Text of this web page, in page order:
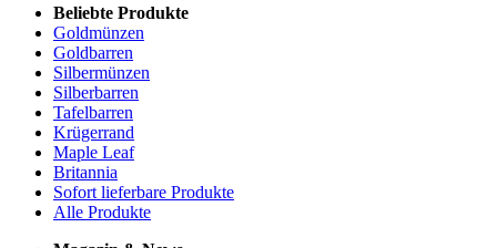
Beliebte Produkte
Goldmünzen
Goldbarren
Silbermünzen
Silberbarren
Tafelbarren
Krügerrand
Maple Leaf
Britannia
Sofort lieferbare Produkte
Alle Produkte